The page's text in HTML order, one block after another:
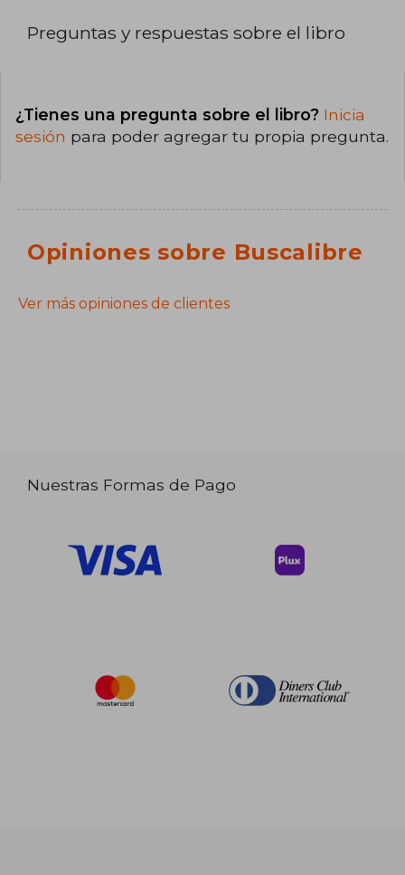
Preguntas y respuestas sobre el libro
¿Tienes una pregunta sobre el libro? Inicia
sesión para poder agregar tu propia pregunta.
Opiniones sobre Buscalibre
Ver más opiniones de clientes
Nuestras Formas de Pago